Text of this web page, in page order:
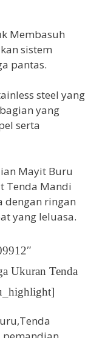
Membasuh
sistem
pantas.
steel yang
yang
serta
Mayit Buru
Tenda Mandi
dengan ringan
yang leluasa.
Ukuran Tenda